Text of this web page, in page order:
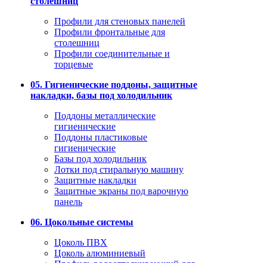
Профили для стеновых панелей
Профили фронтальные для
столешниц
Профили соединительные и
торцевые
05. Гигиенические поддоны, защитные
накладки, базы под холодильник
Поддоны металлические
гигиенические
Поддоны пластиковые
гигиенические
Базы под холодильник
Лотки под стиральную машину
Защитные накладки
Защитные экраны под варочную
панель
06. Цокольные системы
Цоколь ПВХ
Цоколь алюминиевый